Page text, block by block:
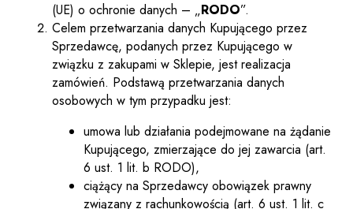
(UE) o ochronie danych – „RODO”.
Celem przetwarzania danych Kupującego przez
Sprzedawcę, podanych przez Kupującego w
związku z zakupami w Sklepie, jest realizacja
zamówień. Podstawą przetwarzania danych
osobowych w tym przypadku jest:
umowa lub działania podejmowane na żądanie
Kupującego, zmierzające do jej zawarcia (art.
6 ust. 1 lit. b RODO),
ciążący na Sprzedawcy obowiązek prawny
związany z rachunkowością (art. 6 ust. 1 lit. c